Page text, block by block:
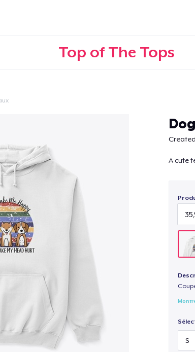
Top of The Tops
A cute